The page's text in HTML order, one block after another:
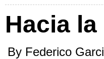
Hacia
By Federico